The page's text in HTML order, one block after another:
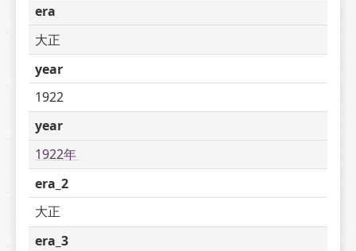
era
大正
year
1922
year
1922年
era_2
大正
era_3